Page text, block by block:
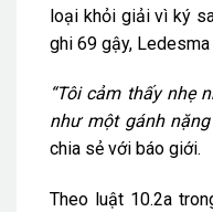
loại khỏi giải vì ký
ghi 69 gậy,
“Tôi cảm thấy nhẹ
như một gánh nặng
chia sẻ với báo giới.
Theo luật 10.2a